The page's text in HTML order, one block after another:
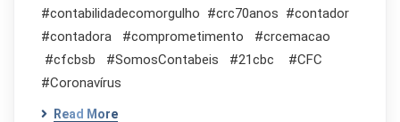
#contabilidadecomorgulho #crc70anos #contador
#contadora #comprometimento #crcemacao
#cfcbsb #SomosContabeis #21cbc #CFC
#Coronavírus
Read More